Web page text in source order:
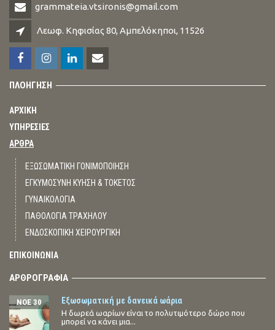
grammateia.vtsironis@gmail.com
Λεωφ. Κηφισίας 80, Αμπελόκηποι, 11526
ΠΛΟΗΓΗΣΗ
ΑΡΧΙΚΗ
ΥΠΗΡΕΣΙΕΣ
ΑΡΘΡΑ
ΕΞΩΣΩΜΑΤΙΚΗ ΓΟΝΙΜΟΠΟΙΗΣΗ
ΕΓΚΥΜΟΣΥΝΗ ΚΥΗΣΗ & ΤΟΚΕΤΟΣ
ΓΥΝΑΙΚΟΛΟΓΙΑ
ΠΑΘΟΛΟΓΙΑ ΤΡΑΧΗΛΟΥ
ΕΝΔΟΣΚΟΠΙΚΗ ΧΕΙΡΟΥΡΓΙΚΗ
ΕΠΙΚΟΙΝΩΝΙΑ
ΑΡΘΡΟΓΡΑΦΙΑ
Εξωσωματική με δανεικά ωάρια
ΝΟΈ 30
Η δωρεά ωαρίων είναι το πολυτιμότερο δώρο που
μπορεί να κάνει μια...